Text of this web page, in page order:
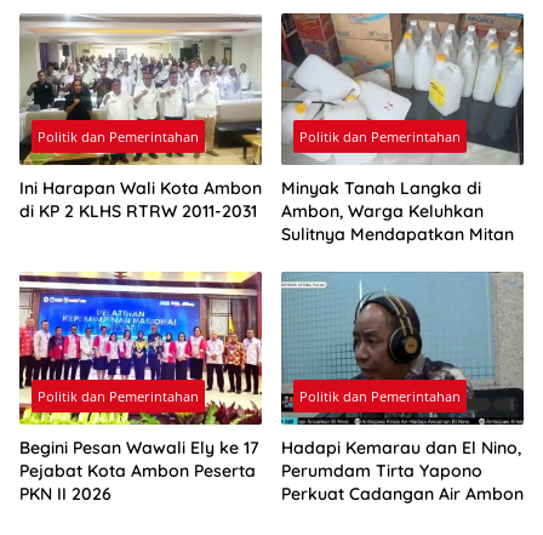
Politik dan Pemerintahan
Ini Harapan Wali Kota Ambon
di KP 2 KLHS RTRW 2011-2031
Politik dan Pemerintahan
Minyak Tanah Langka di
Ambon, Warga Keluhkan
Sulitnya Mendapatkan Mitan
Politik dan Pemerintahan
Begini Pesan Wawali Ely ke 17
Pejabat Kota Ambon Peserta
PKN II 2026
Politik dan Pemerintahan
Hadapi Kemarau dan El Nino,
Perumdam Tirta Yapono
Perkuat Cadangan Air Ambon